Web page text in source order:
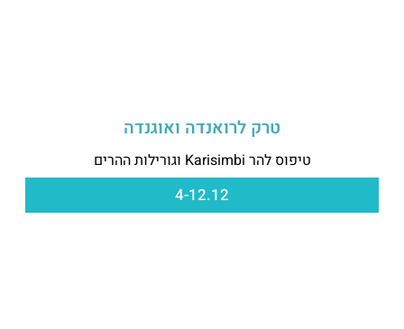
טרק לרואנדה ואוגנדה
טיפוס להר Karisimbi וגורילות ההרים
4-12.12